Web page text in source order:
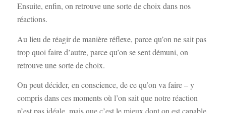
Ensuite, enfin, on retrouve une sorte de choix dans nos
réactions.
Au lieu de réagir de manière réflexe, parce qu’on ne sait pas
trop quoi faire d’autre, parce qu’on se sent démuni, on
retrouve une sorte de choix.
On peut décider, en conscience, de ce qu’on va faire – y
compris dans ces moments où l’on sait que notre réaction
n’est pas idéale, mais que c’est le mieux dont on est capable